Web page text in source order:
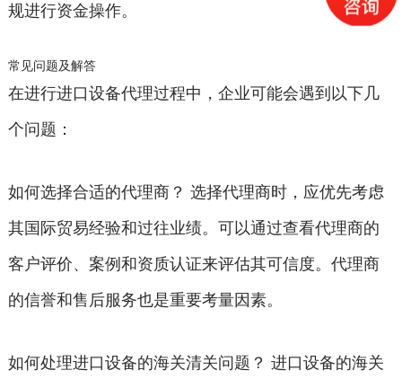
规进行资金操作。
常见问题及解答
在进行进口设备代理过程中，企业可能会遇到以下几
个问题：
如何选择合适的代理商？ 选择代理商时，应优先考虑
其国际贸易经验和过往业绩。可以通过查看代理商的
客户评价、案例和资质认证来评估其可信度。代理商
的信誉和售后服务也是重要考量因素。
如何处理进口设备的海关清关问题？ 进口设备的海关